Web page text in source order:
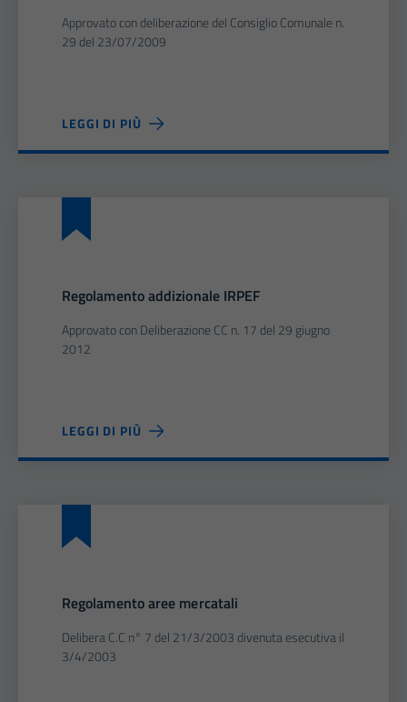
Approvato con deliberazione del Consiglio Comunale n.
29 del 23/07/2009
LEGGI DI PIÙ
Regolamento addizionale IRPEF
Approvato con Deliberazione CC n. 17 del 29 giugno
2012
LEGGI DI PIÙ
Regolamento aree mercatali
Delibera C.C n° 7 del 21/3/2003 divenuta esecutiva il
3/4/2003